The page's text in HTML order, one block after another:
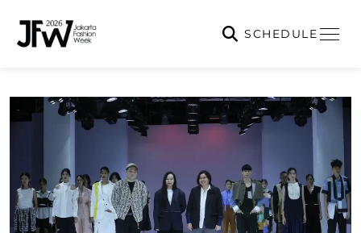
SCHEDULE